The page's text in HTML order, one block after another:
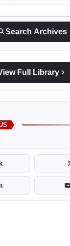
Search Archives
Full Library chevron_right